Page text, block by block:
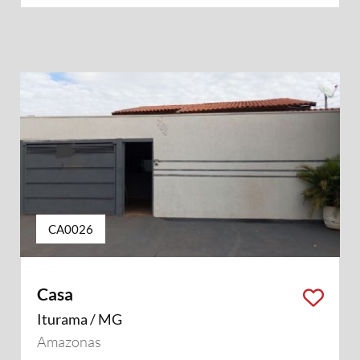
CA0026
Casa
Iturama / MG
Amazonas